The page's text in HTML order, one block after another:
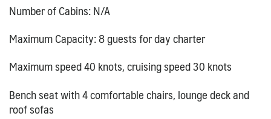
Number of Cabins: N/A
Maximum Capacity: 8 guests for day charter
Maximum speed 40 knots, cruising speed 30 knots
Bench seat with 4 comfortable chairs, lounge deck and
roof sofas